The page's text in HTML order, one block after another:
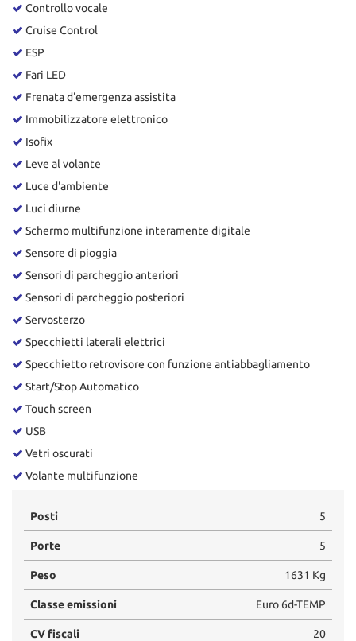
Controllo vocale
Cruise Control
ESP
Fari LED
Frenata d'emergenza assistita
Immobilizzatore elettronico
Isofix
Leve al volante
Luce d'ambiente
Luci diurne
Schermo multifunzione interamente digitale
Sensore di pioggia
Sensori di parcheggio anteriori
Sensori di parcheggio posteriori
Servosterzo
Specchietti laterali elettrici
Specchietto retrovisore con funzione antiabbagliamento
Start/Stop Automatico
Touch screen
USB
Vetri oscurati
Volante multifunzione
Posti 5
Porte 5
Peso 1631 Kg
Classe emissioni Euro 6d-TEMP
CV fiscali 20